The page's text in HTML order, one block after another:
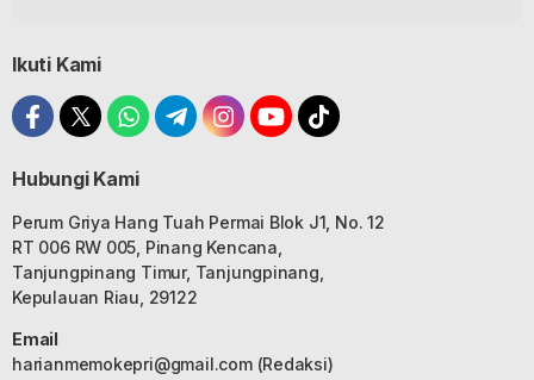
Ikuti Kami
Hubungi Kami
Perum Griya Hang Tuah Permai Blok J1, No. 12
RT 006 RW 005, Pinang Kencana,
Tanjungpinang Timur, Tanjungpinang,
Kepulauan Riau, 29122
Email
harianmemokepri@gmail.com(Redaksi)